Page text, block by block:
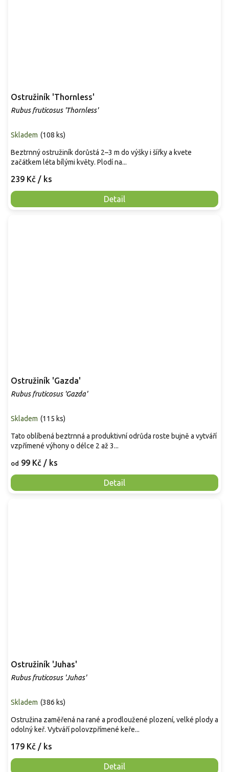
Ostružiník 'Thornless'
Rubus fruticosus 'Thornless'
Skladem (108 ks)
239 Kč / ks
Detail
Beztrnný ostružiník dorůstá 2–3 m do výšky i šířky a kvete
začátkem léta bílými květy. Plodí na...
Ostružiník 'Gazda'
Rubus fruticosus 'Gazda'
Skladem (115 ks)
od 99 Kč / ks
Detail
Tato oblíbená beztrnná a produktivní odrůda roste bujně a vytváří
vzpřímené výhony o délce 2 až 3...
Ostružiník 'Juhas'
Rubus fruticosus 'Juhas'
Skladem (386 ks)
179 Kč / ks
Detail
Ostružina zaměřená na rané a prodloužené plození, velké plody a
odolný keř. Vytváří polovzpřímené keře...